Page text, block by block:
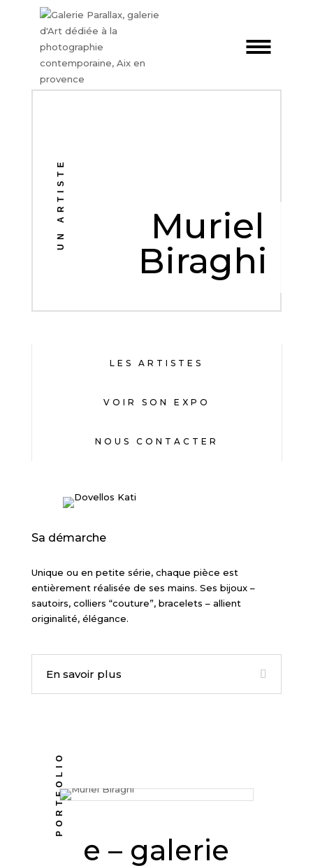
UN ARTISTE
Muriel
Biraghi
LES ARTISTES
VOIR SON EXPO
NOUS CONTACTER
Sa démarche
Unique ou en petite série, chaque pièce est
entièrement réalisée de ses mains. Ses bijoux –
sautoirs, colliers “couture”, bracelets – allient
originalité, élégance.
En savoir plus
PORTFOLIO
e – galerie